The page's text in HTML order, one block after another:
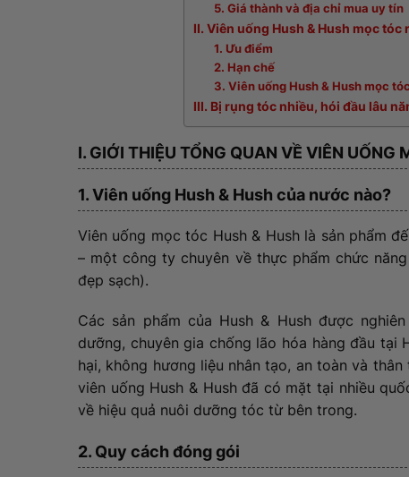
5. Giá thành và địa chỉ mua uy tín
II. Viên uống Hush & Hush mọc
1. Ưu điểm
2. Hạn chế
3. Viên uống Hush & Hush mọc
III. Bị rụng tóc nhiều, hói đầu lâu
I. GIỚI THIỆU TỔNG QUAN VỀ VIÊN UỐNG
1. Viên uống Hush & Hush của nước nào?
Viên uống mọc tóc Hush & Hush là sản phẩm
– một công ty chuyên về thực phẩm chức
đẹp sạch).
Các sản phẩm của Hush & Hush được
dưỡng, chuyên gia chống lão hóa hàng đầu tại
hại, không hương liệu nhân tạo, an toàn và
viên uống Hush & Hush đã có mặt tại nhiều
về hiệu quả nuôi dưỡng tóc từ bên trong.
2. Quy cách đóng gói